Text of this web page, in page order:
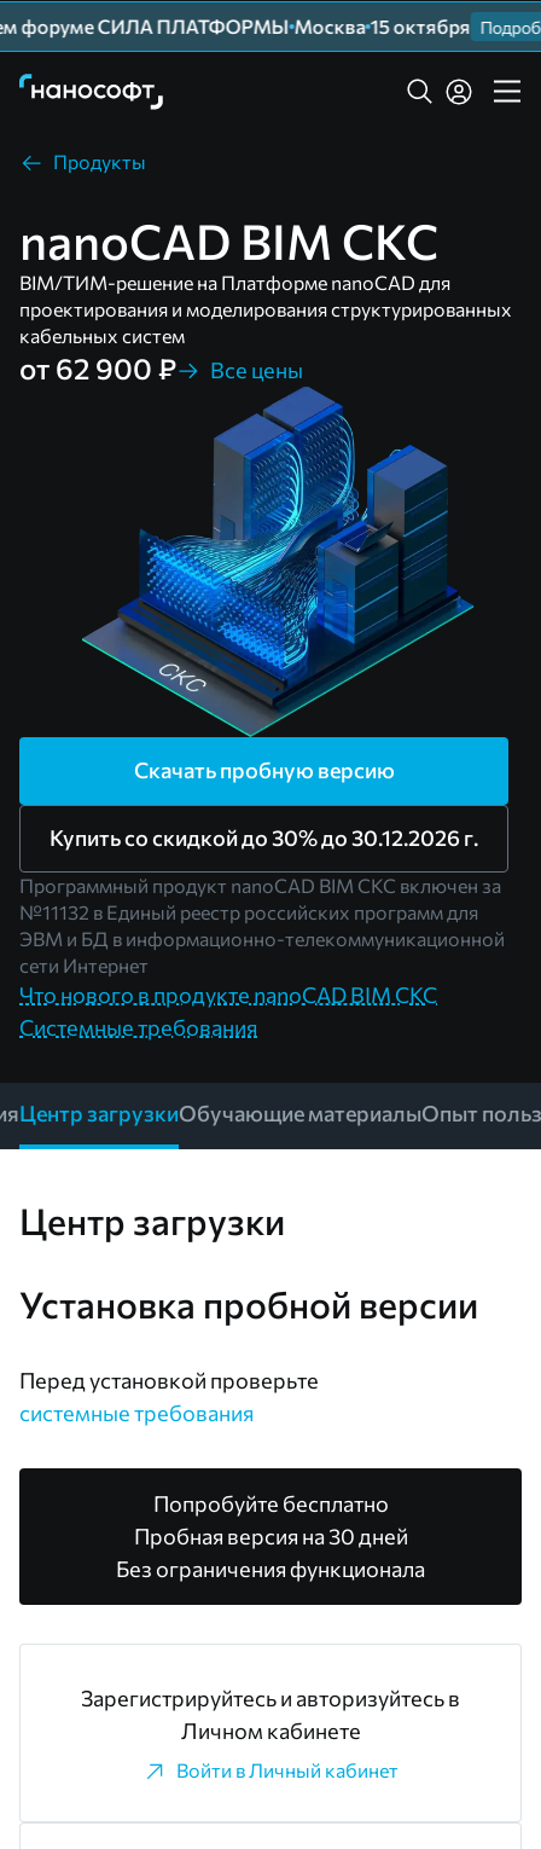
форуме СИЛА ПЛАТФОРМЫ Москва 15 октября
Продукты
nanoCAD BIM СКС
BIM/ТИМ-решение на Платформе nanoCAD для
проектирования и моделирования структурированных
кабельных систем
от 62 900 ₽ Все цены
Скачать пробную версию
Купить со скидкой до 30% до 30.12.2026 г.
Программный продукт nanoCAD BIM СКС включен за
№11132 в Единый реестр российских программ для
ЭВМ и БД в информационно-телекоммуникационной
сети Интернет
Что нового в продукте nanoCAD BIM СКС
Системные требования
Центр загрузкиОбучающие материалыОпыт
Центр загрузки
Установка пробной версии
Перед установкой проверьте
системные требования
Попробуйте бесплатно
Пробная версия на 30 дней
Без ограничения функционала
Зарегистрируйтесь и авторизуйтесь в
Личном кабинете
Войти в Личный кабинет